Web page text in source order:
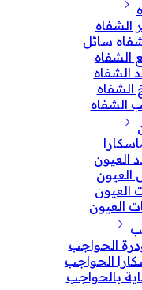
الشفاه
سائل
الشفاه
الشفاه
الشفاه
الشفاه
العيون
العيون
العيون
العيون
الحواجب
الحواجب
بالحواجب